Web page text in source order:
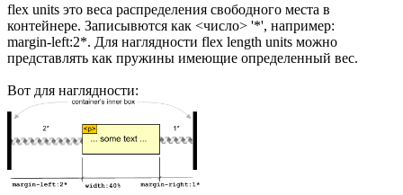
flex units это веса распределения свободного места в
контейнере. Записывются как <число> '*', например:
margin-left:2*. Для наглядности flex length units можно
представлять как пружины имеющие определенный вес.
Вот для наглядности: